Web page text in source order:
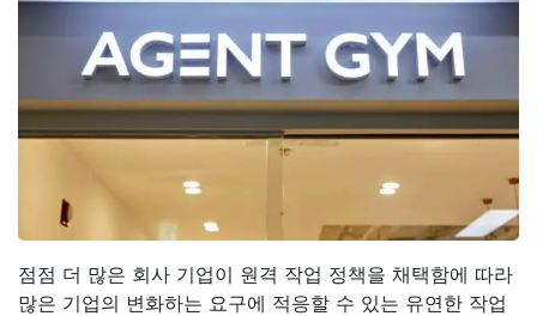
점점 더 많은 회사 기업이 원격 작업 정책을 채택함에 따라
많은 기업의 변화하는 요구에 적응할 수 있는 유연한 작업